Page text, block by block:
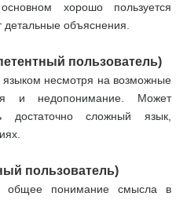
хорошо пользуется
объяснения.
пользователь)
несмотря на возможные
и недопонимание. Может
достаточно сложный язык,
пользователь)
общее понимание смысла в